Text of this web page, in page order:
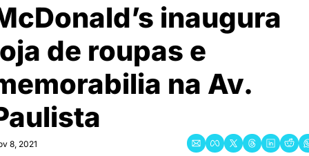
inaugura
de roupas e
na Av.
8, 2021